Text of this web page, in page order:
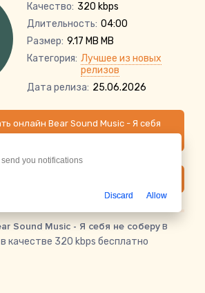
Качество: 320 kbps
Длительность: 04:00
Размер: 9.17 MB MB
Категория: Лучшее из новых
релизов
Дата релиза: 25.06.2026
онлайн Bear Sound Music - Я себя
Sound Music - Я себя не соберув
качестве 320 kbps бесплатно
you notifications
Discard Allow